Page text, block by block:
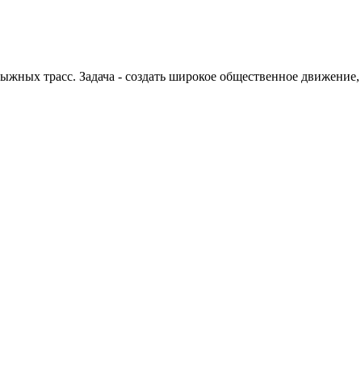
трасс. Задача - создать широкое общественное движение,